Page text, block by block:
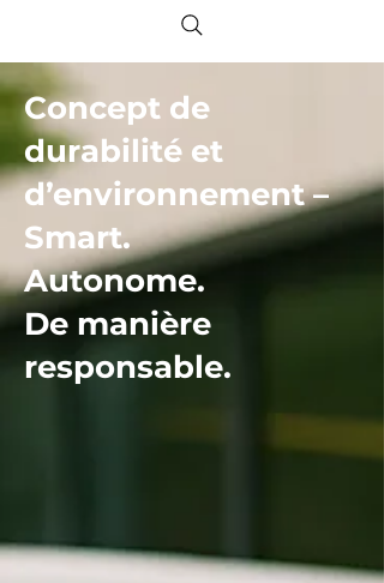
Concept de
durabilité et
d’environnement –
Smart.
Autonome.
De manière
responsable.